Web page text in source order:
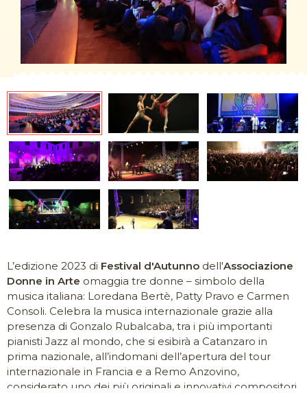
L’edizione 2023 di Festival d'Autunno dell'Associazione
Donne in Arte omaggia tre donne – simbolo della
musica italiana: Loredana Bertè, Patty Pravo e Carmen
Consoli. Celebra la musica internazionale grazie alla
presenza di Gonzalo Rubalcaba, tra i più importanti
pianisti Jazz al mondo, che si esibirà a Catanzaro in
prima nazionale, all’indomani dell’apertura del tour
internazionale in Francia e a Remo Anzovino,
considerato uno dei più originali e innovativi compositori